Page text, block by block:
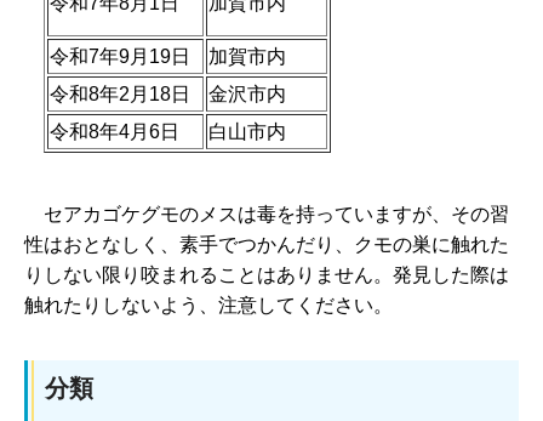
令和7年9月19日
加賀市内
令和8年2月18日
金沢市内
令和8年4月6日
白山市内
セアカゴケグモのメスは毒を持っていますが、 その習
性はおとなしく、素手でつかんだり、クモの巣に触れた
りしない限り咬まれることはありません。発見した際は
触れたりしないよう、注意してください。
分類